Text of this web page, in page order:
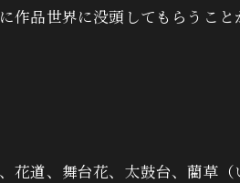
作品世界に没頭してもらうこ
道、舞台花、太鼓台、藺草（